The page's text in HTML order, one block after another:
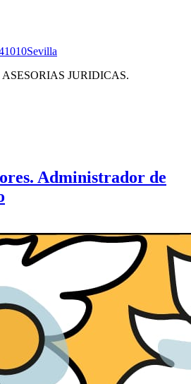
Sevilla
ASESORIAS JURIDICAS.
Administrador de